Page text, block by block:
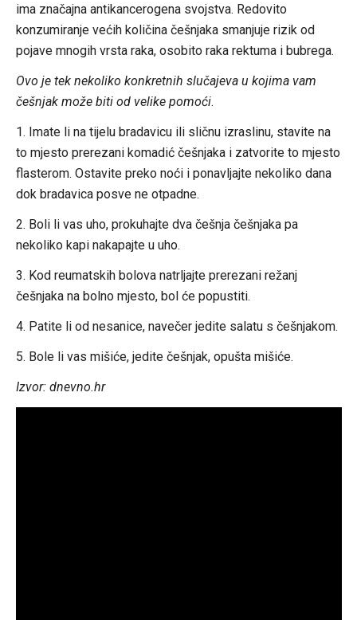
ima značajna antikancerogena svojstva. Redovito
konzumiranje većih količina češnjaka smanjuje rizik od
pojave mnogih vrsta raka, osobito raka rektuma i bubrega.
Ovo je tek nekoliko konkretnih slučajeva u kojima vam
češnjak može biti od velike pomoći.
1. Imate li na tijelu bradavicu ili sličnu izraslinu, stavite na
to mjesto prerezani komadić češnjaka i zatvorite to mjesto
flasterom. Ostavite preko noći i ponavljajte nekoliko dana
dok bradavica posve ne otpadne.
2. Boli li vas uho, prokuhajte dva češnja češnjaka pa
nekoliko kapi nakapajte u uho.
3. Kod reumatskih bolova natrljajte prerezani režanj
češnjaka na bolno mjesto, bol će popustiti.
4. Patite li od nesanice, navečer jedite salatu s češnjakom.
5. Bole li vas mišiće, jedite češnjak, opušta mišiće.
Izvor: dnevno.hr